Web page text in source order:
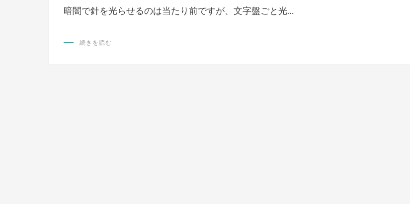
暗闇で針を光らせるのは当たり前ですが、文字盤ごと光…
続きを読む